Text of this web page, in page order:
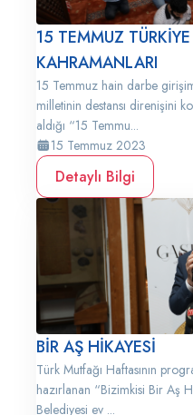
15 TEMMUZ
KAHRAMANLARI
15 Temmuz hain darbe
milletinin destansı direnişini
aldığı “15 Temmu...
15 Temmuz 2023
Detaylı Bilgi
BİR AŞ HİKAYESİ
Türk Mutfağı Haftasının
hazırlanan “Bizimkisi Bir Aş
Belediyesi ev ...